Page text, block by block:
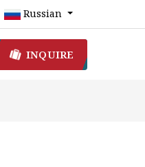
Russian
INQUIRE